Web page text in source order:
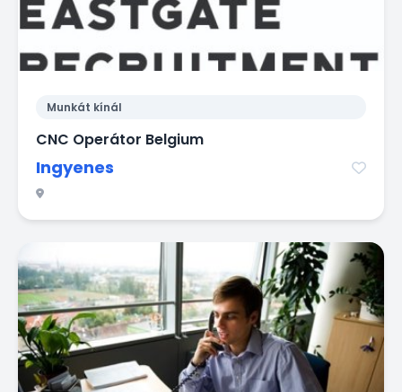
Munkát kínál
CNC Operátor Belgium
Ingyenes